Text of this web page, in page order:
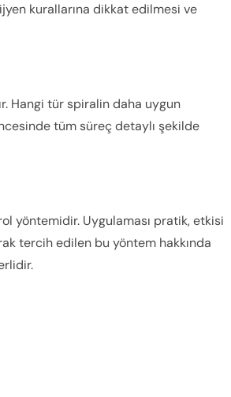
kurallarına dikkat edilmesi ve
Hangi tür spiralin daha uygun
tüm süreç detaylı şekilde
yöntemidir. Uygulaması pratik, etkisi
tercih edilen bu yöntem hakkında